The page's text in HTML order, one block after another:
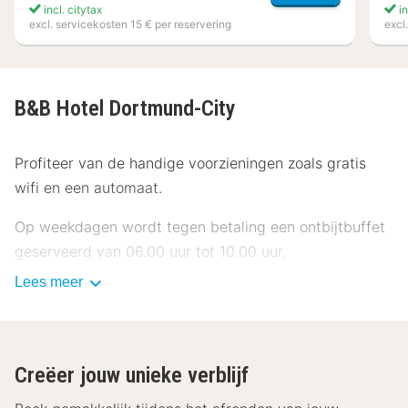
incl. citytax
excl. servicekosten 15 € per reservering
B&B Hotel Dortmund-City
Profiteer van de handige voorzieningen zoals gratis
wifi en een automaat.
Op weekdagen wordt tegen betaling een ontbijtbuffet
geserveerd van 06.00 uur tot 10.00 uur.
Enkele van de voorzieningen zijn een 24-uurs receptie,
Doe of je thuis bent in één van de 118
klimaatgeregelde kamers met een flatscreentelevisie.
Lees meer
Creëer jouw unieke verblijf